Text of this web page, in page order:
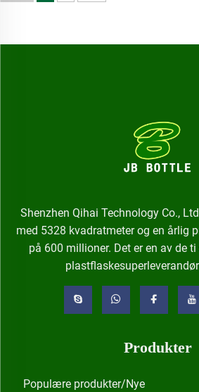
Shenzhen Qihai Technology Co.,
med 5328 kvadratmeter og en årlig
på 600 millioner. Det er en av de
Produkter
Populære produkter/Nye